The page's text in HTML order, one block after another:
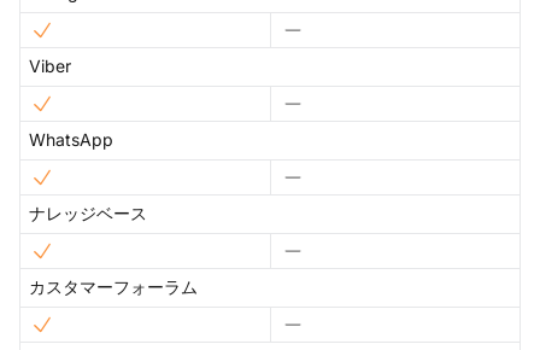
Viber
WhatsApp
ナレッジベース
カスタマーフォーラム